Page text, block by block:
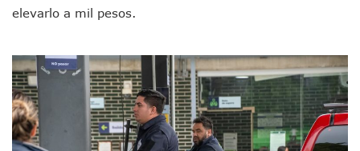
Bruno Blancas Convoca A Mesa De Análisis Para La
Videos De Presunto Convoy Armado Desatan Operativo
Playa Las Cocinas: Retiran Concesión Y Anuncian Plan De
Dr. Álvarez Zayas Dirige Plan De Salud Animal Y
Por Desaparición Forzada, Expolicías De Nayarit
“El Mayo” Zambada Es Condenado A Morir En Prisión En
Orgullo Vallartense: Zhoemí Luévanos Competirá En El
elevarlo a mil pesos.